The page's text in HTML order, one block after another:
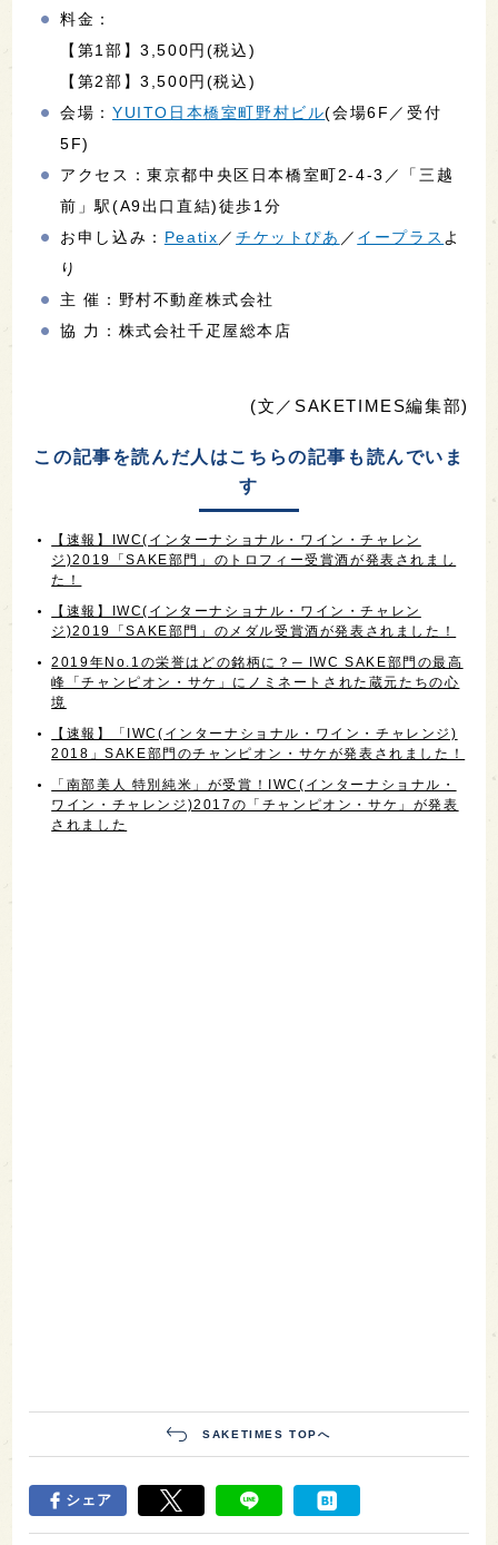
料金：
【第1部】3,500円(税込)
【第2部】3,500円(税込)
会場：YUITO日本橋室町野村ビル(会場6F／受付
5F)
アクセス：東京都中央区日本橋室町2-4-3／「三越
前」駅(A9出口直結)徒歩1分
お申し込み： Peatix ／チケットぴあ ／ イープラス よ
り
主 催：野村不動産株式会社
協 力：株式会社千疋屋総本店
(文／SAKETIMES編集部)
この記事を読んだ人はこちらの記事も読んでいま
す
【速報】IWC(インターナショナル・ワイン・チャレン
ジ)2019「SAKE部門」のトロフィー受賞酒が発表されまし
た！
【速報】IWC(インターナショナル・ワイン・チャレン
ジ)2019「SAKE部門」のメダル受賞酒が発表されました！
2019年No.1の栄誉はどの銘柄に？─ IWC SAKE部門の最高
峰「チャンピオン・サケ」にノミネートされた蔵元たちの心
境
【速報】「IWC(インターナショナル・ワイン・チャレンジ)
2018」SAKE部門のチャンピオン・サケが発表されました！
「南部美人 特別純米」が受賞！IWC(インターナショナル・
ワイン・チャレンジ)2017の「チャンピオン・サケ」が発表
されました
SAKETIMES TOPへ
シェア